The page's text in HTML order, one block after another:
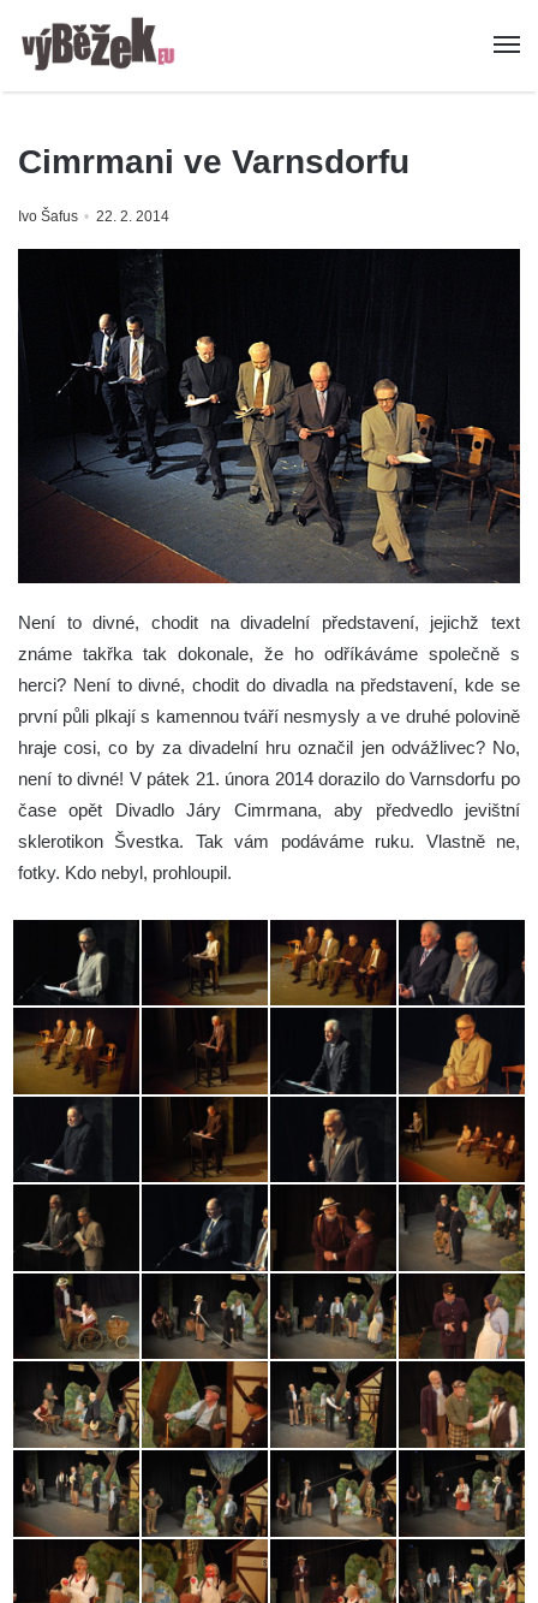
Cimrmani ve Varnsdorfu
Ivo Šafus 22. 2. 2014
Není to divné, chodit na divadelní představení, jejichž text
známe takřka tak dokonale, že ho odříkáváme společně s
herci? Není to divné, chodit do divadla na představení, kde se
první půli plkají s kamennou tváří nesmysly a ve druhé polovině
hraje cosi, co by za divadelní hru označil jen odvážlivec? No,
není to divné! V pátek 21. února 2014 dorazilo do Varnsdorfu po
čase opět Divadlo Járy Cimrmana, aby předvedlo jevištní
sklerotikon Švestka. Tak vám podáváme ruku. Vlastně ne,
fotky. Kdo nebyl, prohloupil.